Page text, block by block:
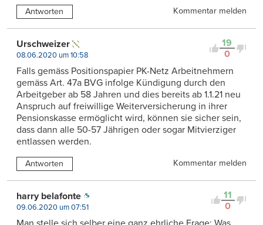
Antworten Kommentar melden
19
0
Urschweizer
08.06.2020 um 10:58
Falls gemäss Positionspapier PK-Netz Arbeitnehmern
gemäss Art. 47a BVG infolge Kündigung durch den
Arbeitgeber ab 58 Jahren und dies bereits ab 1.1.21 neu
Anspruch auf freiwillige Weiterversicherung in ihrer
Pensionskasse ermöglicht wird, können sie sicher sein,
dass dann alle 50-57 Jährigen oder sogar Mitvierziger
entlassen werden.
Antworten Kommentar melden
11
0
harry belafonte
09.06.2020 um 07:51